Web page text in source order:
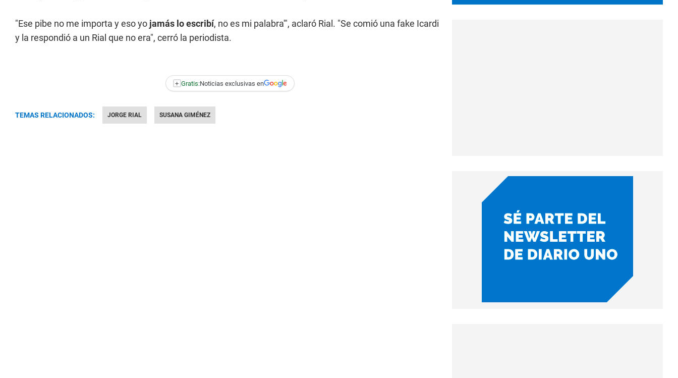
"Ese pibe no me importa y eso yo jamás lo escribí, no es mi palabra'", aclaró Rial. "Se comió una fake Icardi
y la respondió a un Rial que no era", cerró la periodista.
+ Gratis:Noticias exclusivas en
TEMAS RELACIONADOS: JORGE RIAL SUSANA GIMÉNEZ